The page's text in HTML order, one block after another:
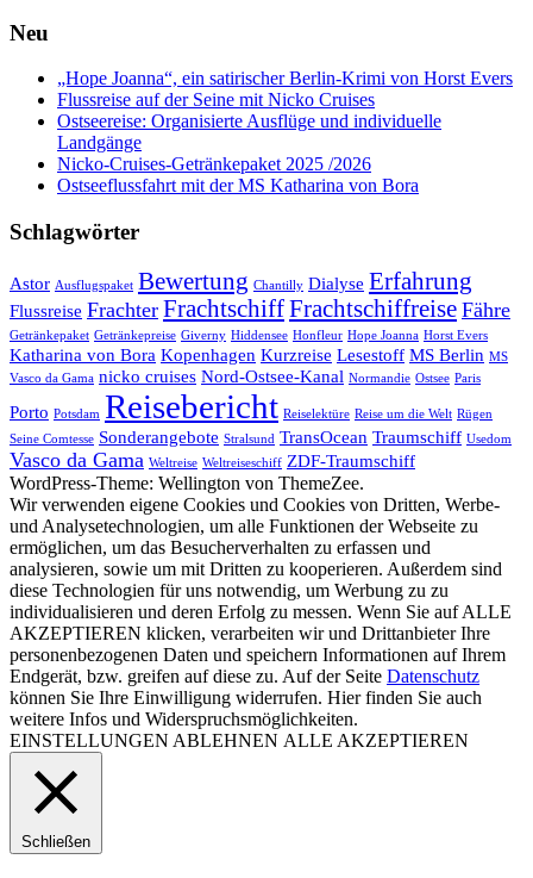
Neu
„Hope Joanna“, ein satirischer Berlin-Krimi von Horst Evers
Flussreise auf der Seine mit Nicko Cruises
Ostseereise: Organisierte Ausflüge und individuelle
Landgänge
Nicko-Cruises-Getränkepaket 2025 /2026
Ostseeflussfahrt mit der MS Katharina von Bora
Schlagwörter
Astor Ausflugspaket Bewertung Chantilly Dialyse Erfahrung
Flussreise Frachter FrachtschiffFrachtschiffreise Fähre
Getränkepaket Getränkepreise Giverny Hiddensee Honfleur Hope Joanna Horst Evers
Katharina von Bora Kopenhagen Kurzreise Lesestoff MS Berlin MS
Vasco da Gama nicko cruises Nord-Ostsee-Kanal Normandie Ostsee Paris
Porto Potsdam Reisebericht Reiselektüre Reise um die Welt Rügen
Seine Comtesse Sonderangebote Stralsund TransOcean Traumschiff Usedom
Vasco da Gama Weltreise Weltreiseschiff ZDF-Traumschiff
WordPress-Theme: Wellington von ThemeZee.
Wir verwenden eigene Cookies und Cookies von Dritten, Werbe-
und Analysetechnologien, um alle Funktionen der Webseite zu
ermöglichen, um das Besucherverhalten zu erfassen und
analysieren, sowie um mit Dritten zu kooperieren. Außerdem sind
diese Technologien für uns notwendig, um Werbung zu zu
individualisieren und deren Erfolg zu messen. Wenn Sie auf ALLE
AKZEPTIEREN klicken, verarbeiten wir und Drittanbieter Ihre
personenbezogenen Daten und speichern Informationen auf Ihrem
Endgerät, bzw. greifen auf diese zu. Auf der Seite Datenschutz
können Sie Ihre Einwilligung widerrufen. Hier finden Sie auch
weitere Infos und Widerspruchsmöglichkeiten.
EINSTELLUNGEN ABLEHNEN ALLE AKZEPTIEREN
Schließen